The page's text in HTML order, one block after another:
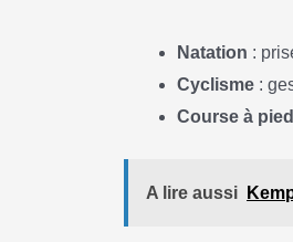
Natation :
Cyclisme :
Course à pied
A lire aussi